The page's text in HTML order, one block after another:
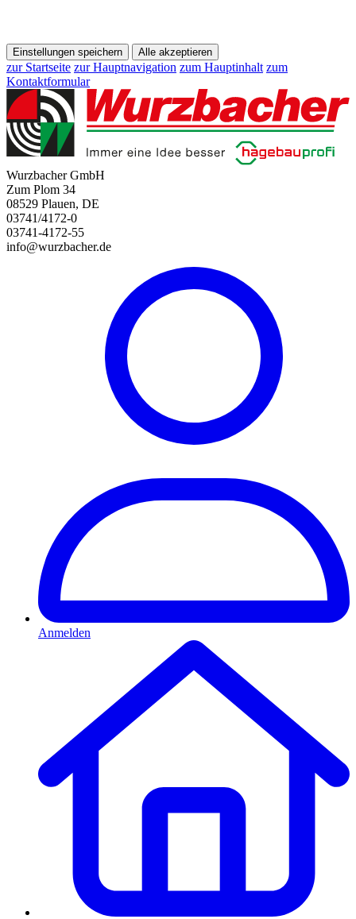
Einstellungen speichern Alle akzeptieren
zur Startseite zur Hauptnavigation zum Hauptinhalt zum
Kontaktformular
Wurzbacher GmbH
Zum Plom 34
08529 Plauen, DE
03741/4172-0
03741-4172-55
info@wurzbacher.de
Anmelden